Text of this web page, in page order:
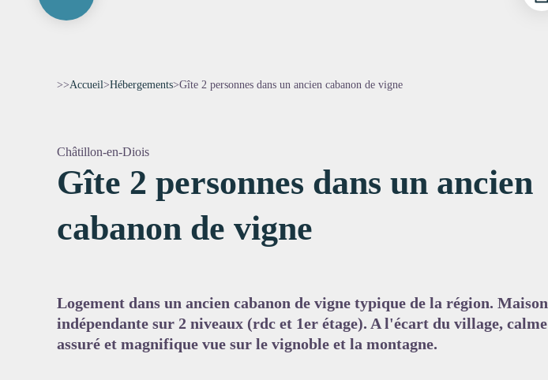
>>Accueil>Hébergements>Gîte 2 personnes dans un ancien cabanon de vigne
Châtillon-en-Diois
Gîte 2 personnes dans un ancien
cabanon de vigne
Logement dans un ancien cabanon de vigne typique de la région. Maison
indépendante sur 2 niveaux (rdc et 1er étage). A l'écart du village, calme
assuré et magnifique vue sur le vignoble et la montagne.